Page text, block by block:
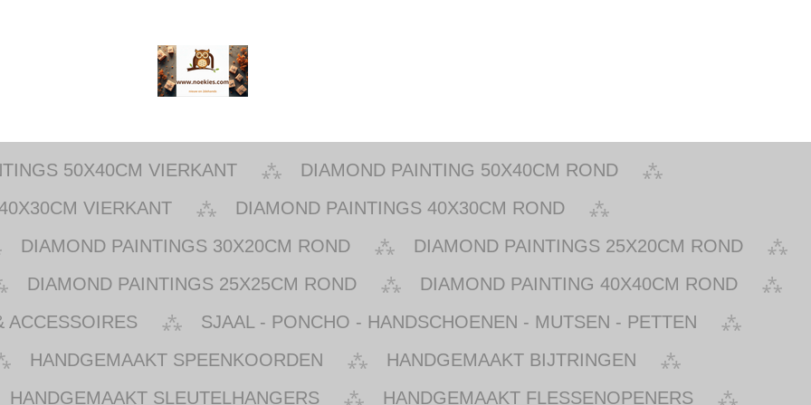
50X40CM VIERKANT
DIAMOND PAINTING 50X40CM ROND
VIERKANT
DIAMOND PAINTINGS 40X30CM ROND
DIAMOND PAINTINGS 30X20CM ROND
DIAMOND PAINTINGS 25X20CM ROND
DIAMOND PAINTINGS 25X25CM ROND
DIAMOND PAINTING 40X40CM ROND
ACCESSOIRES
SJAAL - PONCHO - HANDSCHOENEN - MUTSEN - PETTEN
HANDGEMAAKT SPEENKOORDEN
HANDGEMAAKT BIJTRINGEN
HANDGEMAAKT SLEUTELHANGERS
HANDGEMAAKT FLESSENOPENERS